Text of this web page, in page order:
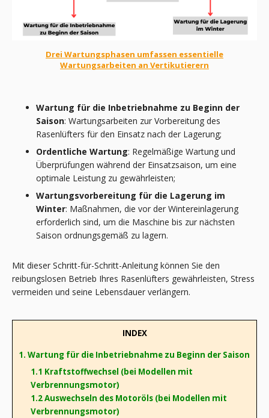
Drei Wartungsphasen umfassen essentielle
Wartungsarbeiten an Vertikutierern
Wartung für die Inbetriebnahme zu Beginn der
Saison: Wartungsarbeiten zur Vorbereitung des
Rasenlüfters für den Einsatz nach der Lagerung;
Ordentliche Wartung: Regelmäßige Wartung und
Überprüfungen während der Einsatzsaison, um eine
optimale Leistung zu gewährleisten;
Wartungsvorbereitung für die Lagerung im
Winter: Maßnahmen, die vor der Wintereinlagerung
erforderlich sind, um die Maschine bis zur nächsten
Saison ordnungsgemäß zu lagern.
Mit dieser Schritt-für-Schritt-Anleitung können Sie den
reibungslosen Betrieb Ihres Rasenlüfters gewährleisten, Stress
vermeiden und seine Lebensdauer verlängern.
INDEX
1. Wartung für die Inbetriebnahme zu Beginn der Saison
1.1 Kraftstoffwechsel (bei Modellen mit
Verbrennungsmotor)
1.2 Auswechseln des Motoröls (bei Modellen mit
Verbrennungsmotor)